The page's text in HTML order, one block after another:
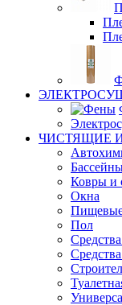
ЧИСТЯЩИЕ
Ковры и
Окна
Пищевые
Пол